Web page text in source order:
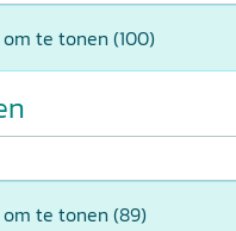
om te tonen (100)
om te tonen (89)